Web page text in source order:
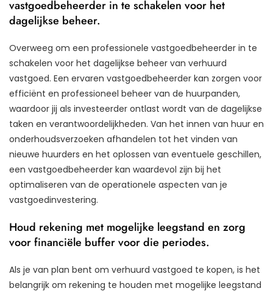
vastgoedbeheerder in te schakelen voor het
dagelijkse beheer.
Overweeg om een professionele vastgoedbeheerder in te
schakelen voor het dagelijkse beheer van verhuurd
vastgoed. Een ervaren vastgoedbeheerder kan zorgen voor
efficiënt en professioneel beheer van de huurpanden,
waardoor jij als investeerder ontlast wordt van de dagelijkse
taken en verantwoordelijkheden. Van het innen van huur en
onderhoudsverzoeken afhandelen tot het vinden van
nieuwe huurders en het oplossen van eventuele geschillen,
een vastgoedbeheerder kan waardevol zijn bij het
optimaliseren van de operationele aspecten van je
vastgoedinvestering.
Houd rekening met mogelijke leegstand en zorg
voor financiële buffer voor die periodes.
Als je van plan bent om verhuurd vastgoed te kopen, is het
belangrijk om rekening te houden met mogelijke leegstand